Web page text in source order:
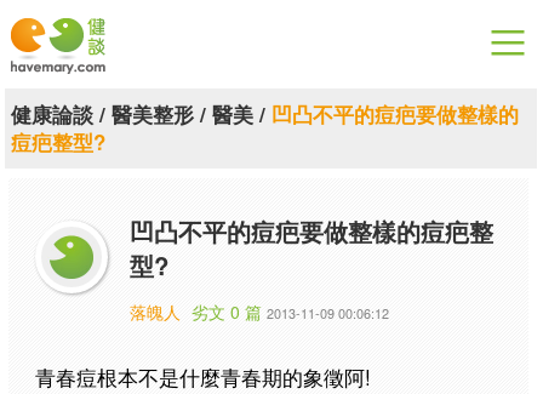
漫漫健康
關於健談
聯絡我們
健康論談/ 醫美整形/ 醫美/ 凹凸不平的痘疤要做整樣的
痘疤整型?
凹凸不平的痘疤要做整樣的痘疤整
型?
落魄人 劣文 0 篇 2013-11-09 00:06:12
青春痘根本不是什麼青春期的象徵阿!